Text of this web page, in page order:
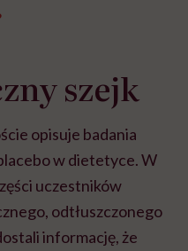
szejk
opisuje badania
w dietetyce. W
uczestników
odtłuszczonego
informację, że